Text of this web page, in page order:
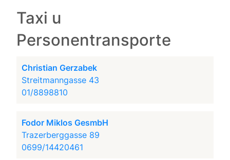
Taxi u
Personentransporte
Christian Gerzabek
Streitmanngasse 43
01/8898810
Fodor Miklos GesmbH
Trazerberggasse 89
0699/14420461